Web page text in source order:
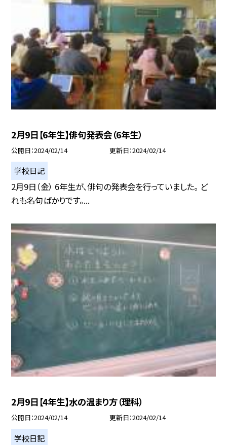
2月9日【6年生】俳句発表会（6年生）
公開日 2024/02/14 更新日 2024/02/14
学校日記
2月9日（金） 6年生が、俳句の発表会を行っていました。 ど
れも名句ばかりです。...
2月9日【4年生】水の温まり方（理科）
公開日 2024/02/14 更新日 2024/02/14
学校日記